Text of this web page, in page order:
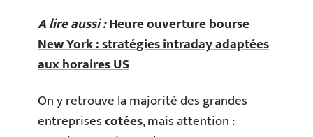
A lire aussi :Heure ouverture bourse
New York : stratégies intraday adaptées
aux horaires US
On y retrouve la majorité des grandes
entreprisescotées, mais attention :